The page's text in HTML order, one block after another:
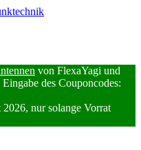
von FlexaYagi und
des Couponcodes:
nur solange Vorrat